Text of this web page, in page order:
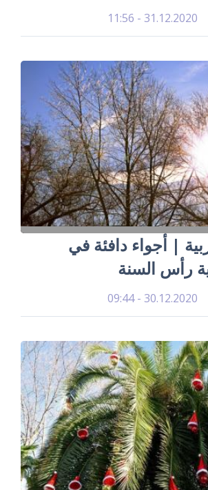
31.12.2020 - 11:56
| أجواء دافئة في
رأس السنة
30.12.2020 - 09:44